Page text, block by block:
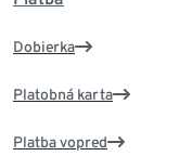
Dobierka
Platobná karta
Platba vopred